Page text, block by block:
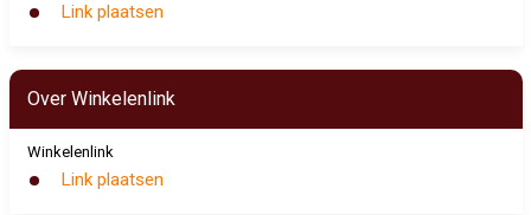
Link plaatsen
Over Winkelenlink
Winkelenlink
Link plaatsen